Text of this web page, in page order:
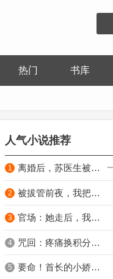
热门 书库
人气小说推荐
1 离婚后，苏医生被大佬盯上了
2 被拔管前夜，我把全族卖了
3 官场：她走后，我青云直上！
4 咒回：疼痛换积分？太阴间了吧！
5 要命！首长的小娇妻夜夜闹离婚